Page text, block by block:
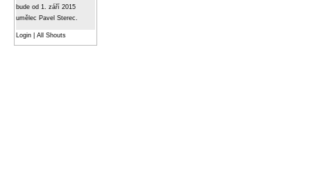
bude od 1. září 2015
umělec Pavel Sterec.
Login All Shouts